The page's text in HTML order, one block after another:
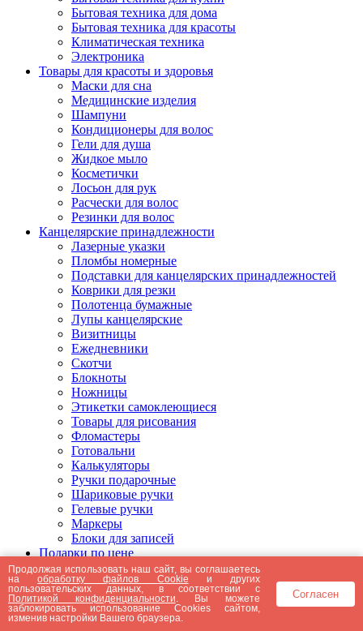
Бытовая техника для дома
Бытовая техника для красоты
Климатическая техника
Электроника
Товары для красоты и здоровья
Маски для сна
Медицинские изделия
Шампуни
Кондиционеры для волос
Гели для душа
Жидкое мыло
Косметички
Лосьон для рук
Расчески для волос
Резинки для волос
Канцелярские принадлежности
Лазерные указки
Пломбы номерные
Подставки для канцелярских принадлежностей
Коврики для резки
Полотенца бумажные
Лупы канцелярские
Визитницы
Ежедневники
Скотчи
Блокноты
Ножницы
Этикетки самоклеющиеся
Товары для рисования
Фломастеры
Готовальни
Калькуляторы
Ручки подарочные
Шариковые ручки
Гелевые ручки
Маркеры
Блоки для записей
Подарки по цене
Подарки от 5000 рублей
Подарки до 5000 рублей
Подарки до 3000 рублей
Подарки до 2000 рублей
Подарки до 1000 рублей
Продолжая использовать наш сайт, вы соглашаетесь
наобработку файлов Cookie и других
пользовательских данных, в соответствии с
Политикой конфиденциальности . Вы можете
заблокировать использование Cookies сайтом,
изменив настройки Вашего браузера.
Согласен